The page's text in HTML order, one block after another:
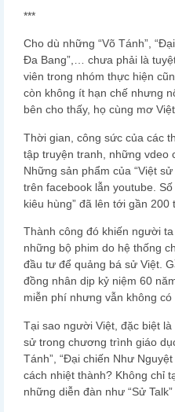
***
Cho dù những “Võ Tánh”,
Đa Bang”,… chưa phải là
viên trong nhóm thực hiện
còn không ít hạn chế nhưng
bên cho thấy, họ cùng mơ
Thời gian, công sức của các
tập truyện tranh, những vdeo
Những sản phẩm của “Việt
trên facebook lẫn youtube.
kiêu hùng” đã lên tới gần 200
Thành công đó khiến người
những bộ phim do hệ thống
đầu tư để quảng bá sử Việt.
đồng nhân dịp kỷ niệm 60
miễn phí nhưng vẫn không
Tại sao người Việt, đặc biệt
sử trong chương trình giáo
Tánh”, “Đại chiến Như
cách nhiệt thành? Không chỉ
những diễn đàn như “Sử